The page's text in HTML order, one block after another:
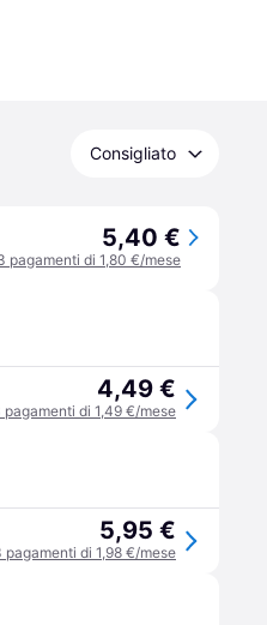
Consigliato
5,40 €
pagamenti di 1,80 €/mese
4,49 €
pagamenti di 1,49 €/mese
5,95 €
pagamenti di 1,98 €/mese